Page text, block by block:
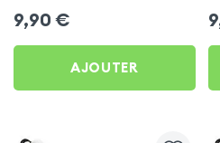
9,90 €
AJOUTER